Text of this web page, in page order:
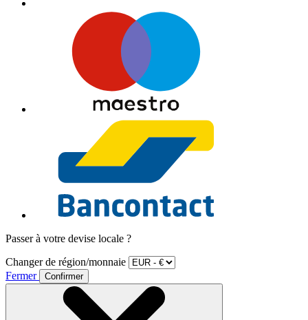
Passer à votre devise locale ?
Changer de région/monnaie
Fermer
Confirmer